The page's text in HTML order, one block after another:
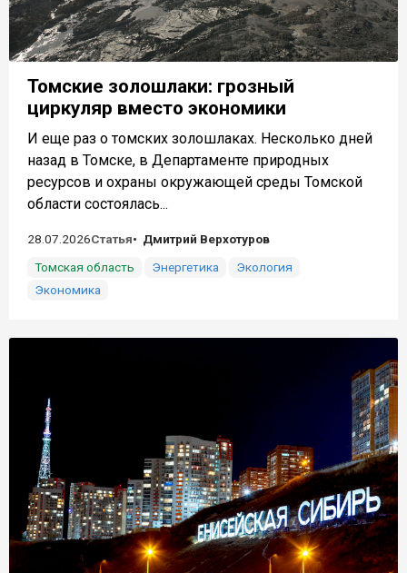
Томские золошлаки: грозный
циркуляр вместо экономики
И еще раз о томских золошлаках. Несколько дней
назад в Томске, в Департаменте природных
ресурсов и охраны окружающей среды Томской
области состоялась...
28.07.2026Статья
Дмитрий Верхотуров
Томская область
Энергетика
Экология
Экономика